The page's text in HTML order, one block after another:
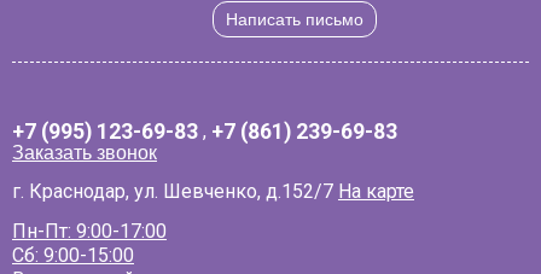
Написать письмо
+7 (995) 123-69-83 , +7 (861) 239-69-83
Заказать звонок
г. Краснодар, ул. Шевченко, д.152/7 На карте
Пн-Пт: 9:00-17:00
Сб: 9:00-15:00